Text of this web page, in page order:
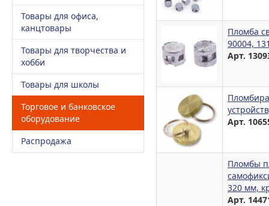
Товары для офиса,
канцтовары
Товары для творчества и
хобби
Товары для школы
Торговое и банковское
оборудование
Распродажа
Пломба
90004,
Арт.
Арт.
Пломбы
320 мм,
Арт.